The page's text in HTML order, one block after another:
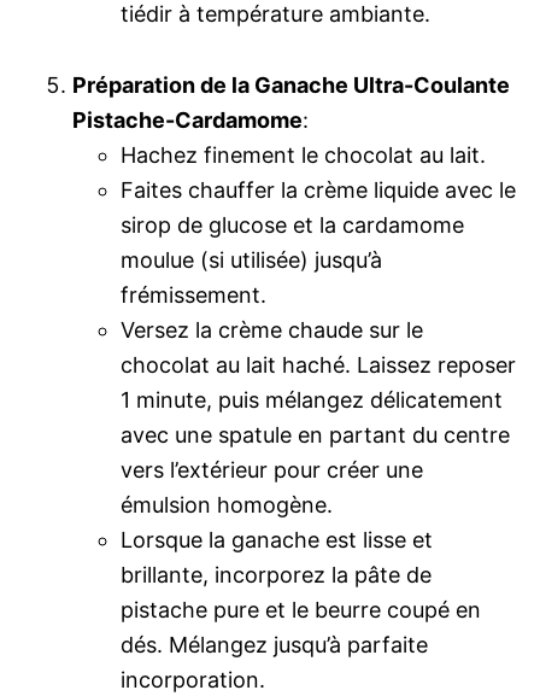
tiédir à température ambiante.
Préparation de la Ganache Ultra-Coulante
Pistache-Cardamome:
Hachez finement le chocolat au lait.
Faites chauffer la crème liquide avec le
sirop de glucose et la cardamome
moulue (si utilisée) jusqu’à
frémissement.
Versez la crème chaude sur le
chocolat au lait haché. Laissez reposer
1 minute, puis mélangez délicatement
avec une spatule en partant du centre
vers l’extérieur pour créer une
émulsion homogène.
Lorsque la ganache est lisse et
brillante, incorporez la pâte de
pistache pure et le beurre coupé en
dés. Mélangez jusqu’à parfaite
incorporation.